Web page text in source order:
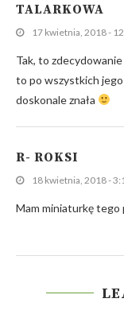
TALARKOWA
17 kwietnia, 2018 -
Tak, to
to po wszystkich jego
doskonale znała
R- ROKSI
18 kwietnia, 2018 -
Mam miniaturkę tego